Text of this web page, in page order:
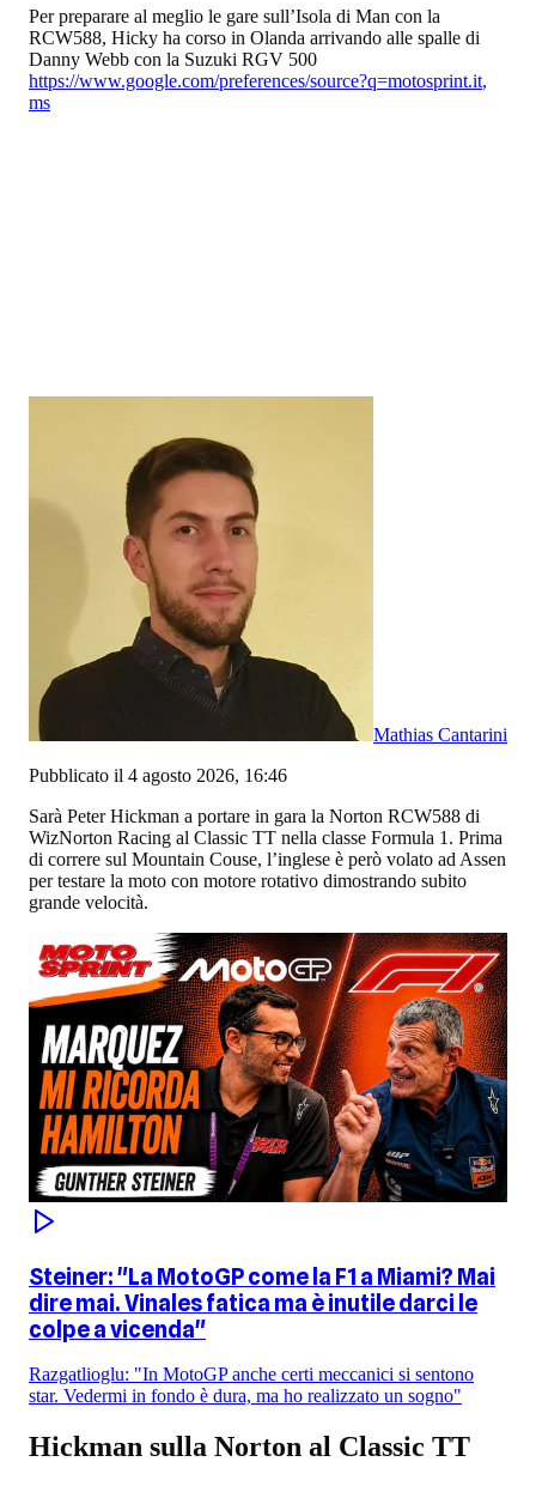
Per preparare al meglio le gare sull’Isola di Man con la
RCW588, Hicky ha corso in Olanda arrivando alle spalle di
Danny Webb con la Suzuki RGV 500
https://www.google.com/preferences/source?q=motosprint.it,
ms
Mathias Cantarini
Pubblicato il 4 agosto 2026, 16:46
Sarà Peter Hickman a portare in gara la Norton RCW588 di
WizNorton Racing al Classic TT nella classe Formula 1. Prima
di correre sul Mountain Couse, l’inglese è però volato ad Assen
per testare la moto con motore rotativo dimostrando subito
grande velocità.
Steiner: "La MotoGP come la F1 a Miami? Mai
dire mai. Vinales fatica ma è inutile darci le
colpe a vicenda"
Razgatlioglu: "In MotoGP anche certi meccanici si sentono
star. Vedermi in fondo è dura, ma ho realizzato un sogno"
Hickman sulla Norton al Classic TT